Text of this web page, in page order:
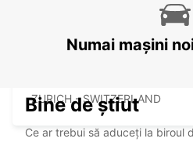
ZURICH - SWITZERLAND
Numai mașini
Bine de știut
Ce ar trebui să aduceți la biroul